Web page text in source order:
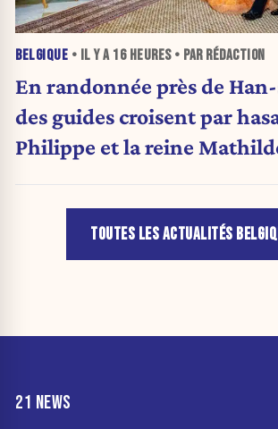
BELGIQUE • IL Y A 16 HEURES• PAR RÉDACTION
En randonnée près de
des guides croisent par hasard le roi
Philippe et la reine
TOUTES LES ACTUALITÉS
21 NEWS